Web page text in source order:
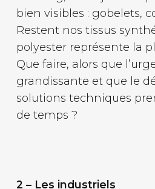
bien visibles : gobelets,
Restent nos tissus
polyester représente la
Que faire, alors que
grandissante et que le
solutions techniques
de temps ?
2 – Les industriels